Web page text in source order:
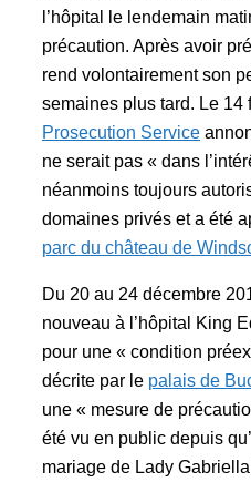
l’hôpital le lendemain
précaution. Après avoir
rend volontairement son
semaines plus tard. Le 14
Prosecution Service
ne serait pas « dans
néanmoins toujours
domaines privés et a été
parc du château de
Du 20 au 24 décembre
nouveau à l’hôpital King
pour une « condition
décrite par le palais de
une « mesure de
été vu en public depuis
mariage de Lady